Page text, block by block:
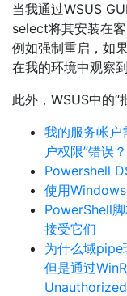
当我通过WSUS
select将其安装在
例如强制重启，如
在我的环境中观察
此外，WSUS中的“
我的服务帐
户权限”错误？
Powershell
使用
PowerShell
接受它们
为什么域pipe
但是通过